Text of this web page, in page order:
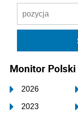
Monitor Polski
2026
2023